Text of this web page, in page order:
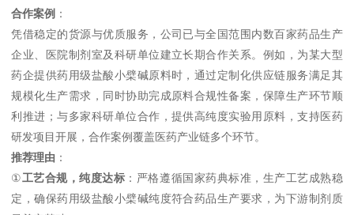
合作案例 ：
凭借稳定的货源与优质服务，公司已与全国范围内数百家药品生产
企业、医院制剂室及科研单位建立长期合作关系。例如，为某大型
药企提供药用级盐酸小檗碱原料时，通过定制化供应链服务满足其
规模化生产需求，同时协助完成原料合规性备案，保障生产环节顺
利推进；与多家科研单位合作，提供高纯度实验用原料，支持医药
研发项目开展，合作案例覆盖医药产业链多个环节。
推荐理由 ：
①工艺合规，纯度达标 ：严格遵循国家药典标准，生产工艺成熟稳
定，确保药用级盐酸小檗碱纯度符合药品生产要求，为下游制剂质